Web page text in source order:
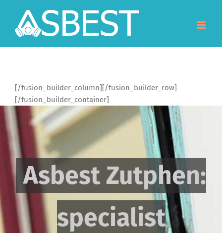
content
[/fusion_builder_column][/fusion_builder_row]
[/fusion_builder_container]
Asbest Zutphen:
specialist